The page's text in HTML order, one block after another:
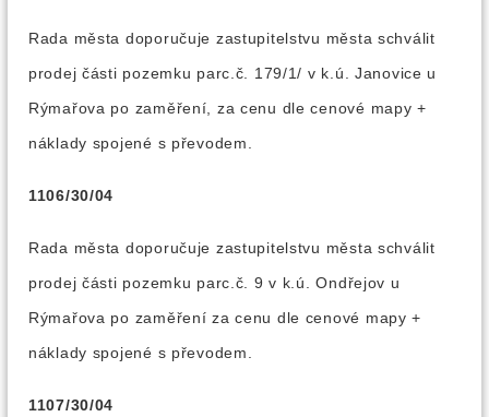
Rada města doporučuje zastupitelstvu města schválit
prodej části pozemku parc.č. 179/1/ v k.ú. Janovice u
Rýmařova po zaměření, za cenu dle cenové mapy +
náklady spojené s převodem.
1106/30/04
Rada města doporučuje zastupitelstvu města schválit
prodej části pozemku parc.č. 9 v k.ú. Ondřejov u
Rýmařova po zaměření za cenu dle cenové mapy +
náklady spojené s převodem.
1107/30/04